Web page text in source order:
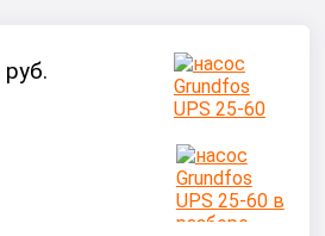
руб.